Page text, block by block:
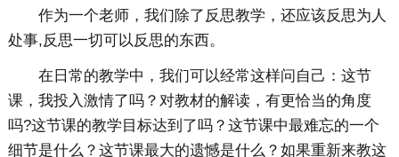
作为一个老师，我们除了反思教学，还应该反思为人
处事,反思一切可以反思的东西。
在日常的教学中，我们可以经常这样问自己：这节
课，我投入激情了吗？对教材的解读，有更恰当的角度
吗?这节课的教学目标达到了吗？这节课中最难忘的一个
细节是什么？这节课最大的遗憾是什么？如果重新来教这